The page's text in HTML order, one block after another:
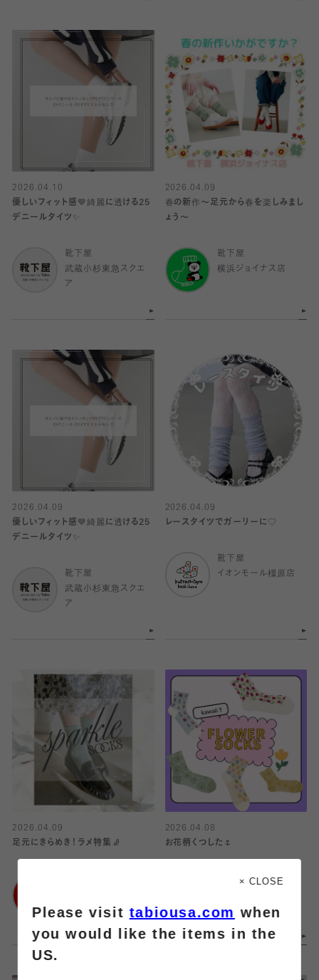
2026.04.10
優しいフィット感🤎綺麗に透ける25
デニールタイツ✨
靴下屋
武蔵小杉東急スクエ
ア
2026.04.09
春の新作〜足元から春を楽しみまし
ょう〜
靴下屋
横浜ジョイナス店
2026.04.09
優しいフィット感🤎綺麗に透ける25
デニールタイツ✨
靴下屋
武蔵小杉東急スクエ
ア
2026.04.09
レースタイツでガーリーに♡
靴下屋
イオンモール橿原店
2026.04.09
足元にきらめき！ラメ特集🧦
2026.04.08
お花柄くつした🌷
靴下屋× CLOSE
Please visittabiousa.com when
you would like the items in the
US.